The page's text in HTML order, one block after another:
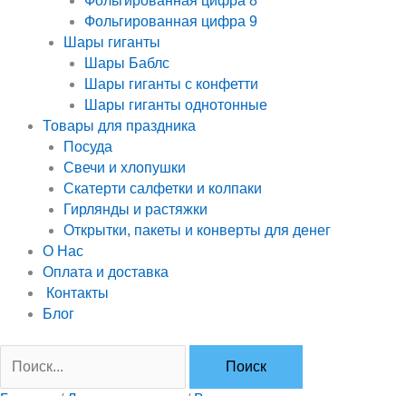
Фольгированная цифра 9
Шары гиганты
Шары Баблс
Шары гиганты с конфетти
Шары гиганты однотонные
Товары для праздника
Посуда
Свечи и хлопушки
Скатерти салфетки и колпаки
Гирлянды и растяжки
Открытки, пакеты и конверты для денег
О Нас
Оплата и доставка
Контакты
Блог